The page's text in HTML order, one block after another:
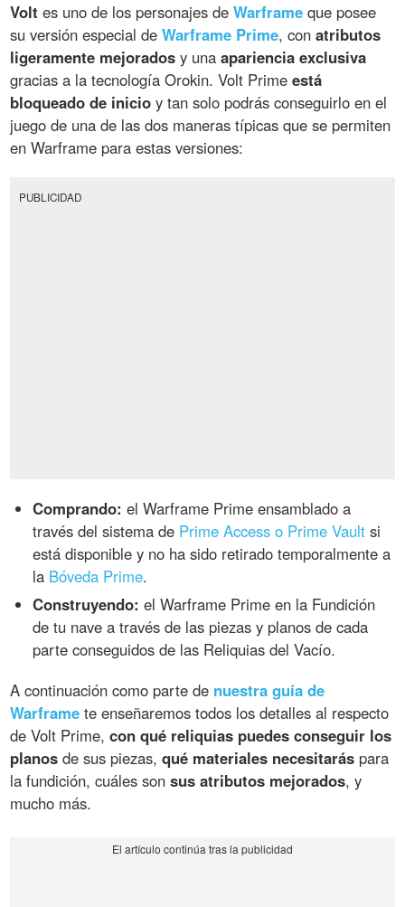
Volt es uno de los personajes deWarframe que posee
su versión especial deWarframe Prime, conatributos
ligeramente mejorados y unaapariencia exclusiva
gracias a la tecnología Orokin. Volt Primeestá
bloqueado de inicio y tan solo podrás conseguirlo en el
juego de una de las dos maneras típicas que se permiten
en Warframe para estas versiones:
PUBLICIDAD
Comprando: el Warframe Prime ensamblado a
través del sistema de Prime Access o Prime Vault si
está disponible y no ha sido retirado temporalmente a
la Bóveda Prime.
Construyendo: el Warframe Prime en la Fundición
de tu nave a través de las piezas y planos de cada
parte conseguidos de las Reliquias del Vacío.
A continuación como parte de nuestra guía de
Warframe te enseñaremos todos los detalles al respecto
de Volt Prime,con qué reliquias puedes conseguir los
planos de sus piezas,qué materiales necesitarás para
la fundición, cuáles sonsus atributos mejorados, y
mucho más.